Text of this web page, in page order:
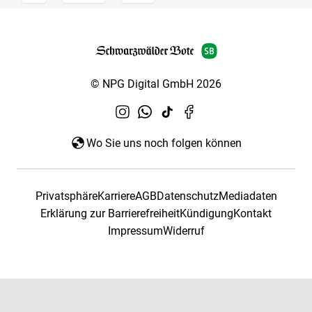
© NPG Digital GmbH 2026
Wo Sie uns noch folgen können
PrivatsphäreKarriereAGBDatenschutzMediadaten
Erklärung zur BarrierefreiheitKündigungKontakt
ImpressumWiderruf